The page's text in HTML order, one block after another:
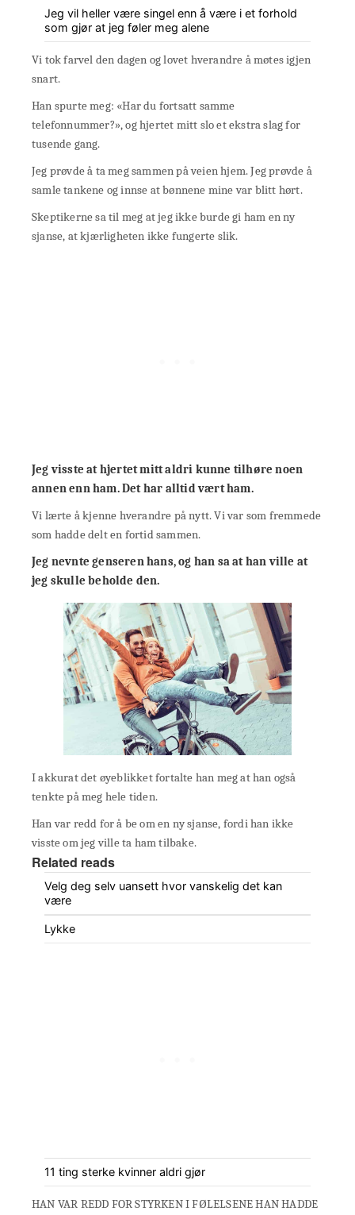
Jeg vil heller være singel enn å være i et forhold
som gjør at jeg føler meg alene
Vi tok farvel den dagen og lovet hverandre å møtes igjen
snart.
Han spurte meg: «Har du fortsatt samme
telefonnummer?», og hjertet mitt slo et ekstra slag for
tusende gang.
Jeg prøvde å ta meg sammen på veien hjem. Jeg prøvde å
samle tankene og innse at bønnene mine var blitt hørt.
Skeptikerne sa til meg at jeg ikke burde gi ham en ny
sjanse, at kjærligheten ikke fungerte slik.
Jeg visste at hjertet mitt aldri kunne tilhøre noen
annen enn ham. Det har alltid vært ham.
Vi lærte å kjenne hverandre på nytt. Vi var som fremmede
som hadde delt en fortid sammen.
Jeg nevnte genseren hans, og han sa at han ville at
jeg skulle beholde den.
I akkurat det øyeblikket fortalte han meg at han også
tenkte på meg hele tiden.
Han var redd for å be om en ny sjanse, fordi han ikke
visste om jeg ville ta ham tilbake.
Related reads
Velg deg selv uansett hvor vanskelig det kan
være
Lykke
11 ting sterke kvinner aldri gjør
HAN VAR REDD FOR STYRKEN I FØLELSENE HAN HADDE